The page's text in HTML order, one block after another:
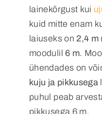
lainekõrgust kui
kuid mitte enam
laiuseks on 2,4 m
moodulil 6 m.
ühendades on
kuju ja pikkusega
puhul peab
pikkusega 6 m.